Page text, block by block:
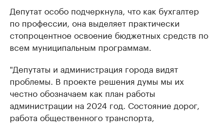
Депутат особо подчеркнула, что как бухгалтер
по профессии, она выделяет практически
стопроцентное освоение бюджетных средств по
всем муниципальным программам.
"Депутаты и администрация города видят
проблемы. В проекте решения думы мы их
честно обозначаем как план работы
администрации на 2024 год. Состояние дорог,
работа общественного транспорта,